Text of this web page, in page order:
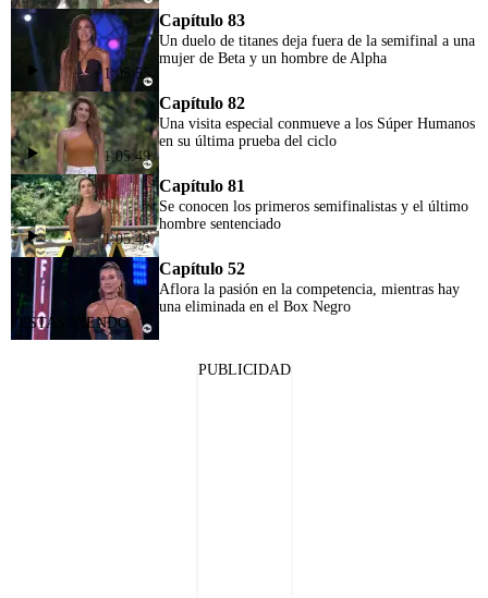
1:05:55
Capítulo 83
Un duelo de titanes deja fuera de la semifinal a una
mujer de Beta y un hombre de Alpha
1:05:49
Capítulo 82
Una visita especial conmueve a los Súper Humanos
en su última prueba del ciclo
1:05:49
Capítulo 81
Se conocen los primeros semifinalistas y el último
hombre sentenciado
Capítulo 52
Aflora la pasión en la competencia, mientras hay
una eliminada en el Box Negro
PUBLICIDAD